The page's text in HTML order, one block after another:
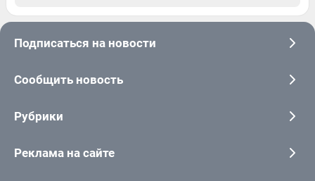
Подписаться на новости
Сообщить новость
Рубрики
Реклама на сайте